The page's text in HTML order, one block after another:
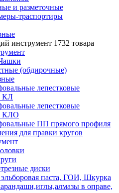
и разметочные
траспортиры
инструмент 1732 товара
(обдирочные)
лепестковые
КЛ
лепестковые
КЛО
ПП прямого профиля
для правки кругов
диски
паста, ГОИ, Шкурка
в оправе,